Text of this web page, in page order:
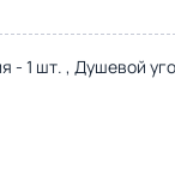
- 1 шт. , Душевой